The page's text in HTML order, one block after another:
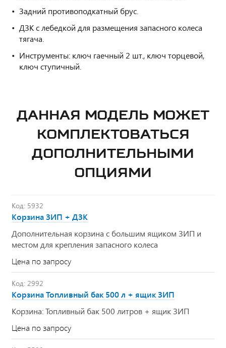
Задний противоподкатный брус.
ДЗК с лебедкой для размещения запасного колеса
тягача.
Инструменты: ключ гаечный 2 шт., ключ торцевой,
ключ ступичный.
ДАННАЯ МОДЕЛЬ МОЖЕТ
КОМПЛЕКТОВАТЬСЯ
ДОПОЛНИТЕЛЬНЫМИ
ОПЦИЯМИ
Код: 5932
Корзина ЗИП + ДЗК
Дополнительная корзина с большим ящиком ЗИП и
местом для крепления запасного колеса
Цена по запросу
Код: 2992
Корзина Топливный бак 500 л + ящик ЗИП
Корзина: Топливный бак 500 литров + ящик ЗИП
Цена по запросу